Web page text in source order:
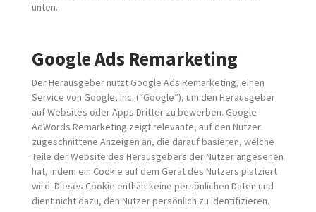
unten.
Google Ads Remarketing
Der Herausgeber nutzt Google Ads Remarketing, einen
Service von Google, Inc. (“Google”), um den Herausgeber
auf Websites oder Apps Dritter zu bewerben. Google
AdWords Remarketing zeigt relevante, auf den Nutzer
zugeschnittene Anzeigen an, die darauf basieren, welche
Teile der Website des Herausgebers der Nutzer angesehen
hat, indem ein Cookie auf dem Gerät des Nutzers platziert
wird. Dieses Cookie enthält keine persönlichen Daten und
dient nicht dazu, den Nutzer persönlich zu identifizieren.